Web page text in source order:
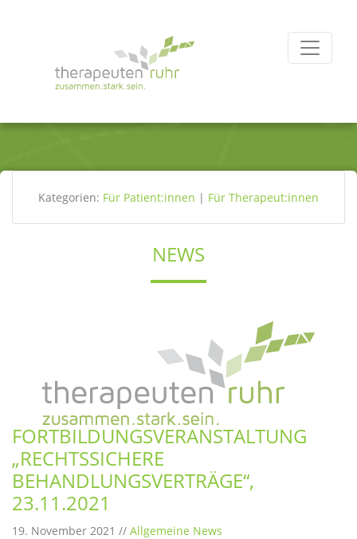
Kategorien: Für Patient:innen | Für Therapeut:innen
NEWS
FORTBILDUNGSVERANSTALTUNG
„RECHTSSICHERE
BEHANDLUNGSVERTRÄGE“,
23.11.2021
19. November 2021 // Allgemeine News